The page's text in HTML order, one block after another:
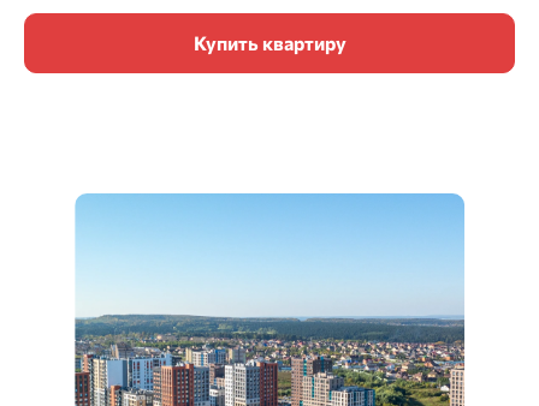
Купить квартиру